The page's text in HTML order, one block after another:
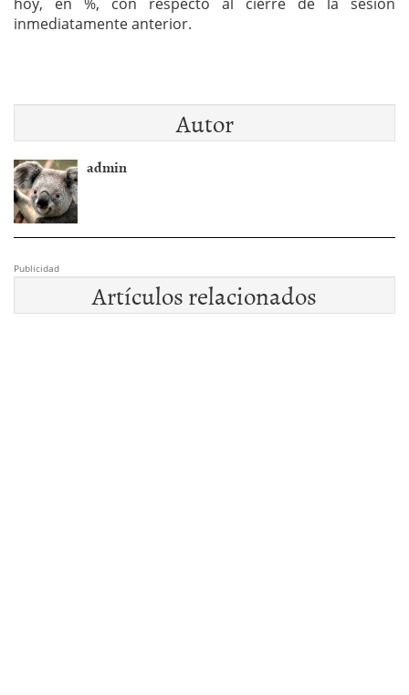
inmediatamente anterior.
Autor
admin
Publicidad
Artículos relacionados